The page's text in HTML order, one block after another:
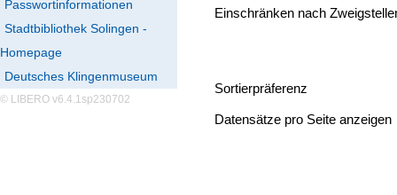
Passwortinformationen
Stadtbibliothek Solingen -
Homepage
Deutsches Klingenmuseum
© LIBERO v6.4.1sp230702
Datensätze pro Seite anzeigen
Einschränken nach
Sortierpräferenz